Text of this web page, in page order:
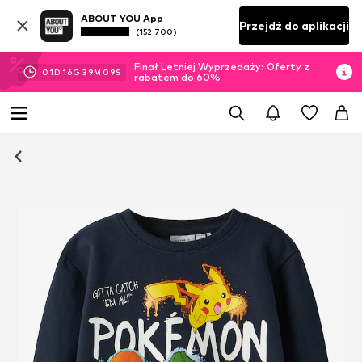
ABOUT YOU App
(152 700) Przejdź do aplikacji
01D 16G 39M 08S
Finał Letniej Wyprzedaży: Oferty z
rabatem do 60%